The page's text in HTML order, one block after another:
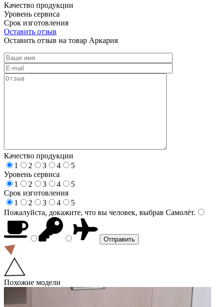
Качество продукции
Уровень сервиса
Срок изготовления
Оставить отзыв
Оставить отзыв на товар Аркария
Качество продукции
1
2 3 4
5
Уровень сервиса
1
2 3 4
5
Срок изготовления
1
2 3 4
5
Пожалуйста, докажите, что вы человек, выбрав Самолёт.
Похожие модели